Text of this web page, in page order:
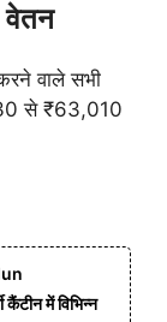
वाले सभी
से ₹63,010
में विभिन्न